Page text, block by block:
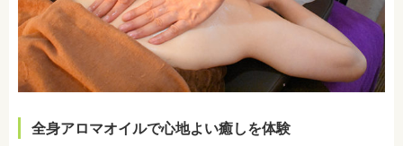
全身アロマオイルで心地よい癒しを体験